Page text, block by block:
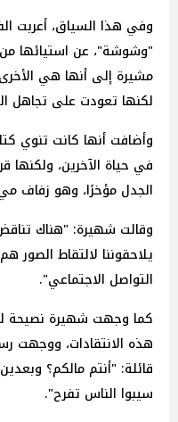
وفي هذا السياق، أعربت
"وشوشة"، عن استيائها من
مشيرة إلى أنها هي
لكنها تعودت على تجاهل
وأضافت أنها كانت تنوي
في حياة الآخرين،
الجدل مؤخرًا، وهو زفاف
وقالت شهيرة: "هناك
يلاحقوننا لالتقاط
التواصل الاجتماعي".
كما وجهت شهيرة نصيحة
هذه الانتقادات، ووجهت
قائلة: "أنتم مالكم؟
سيبوا الناس تفرح".